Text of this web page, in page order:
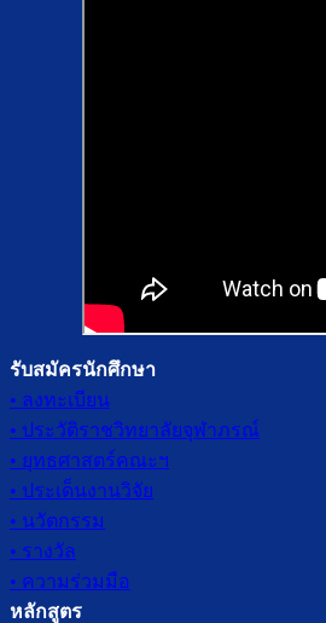
รับสมัครนักศึกษา
• ลงทะเบียน
• ประวัติราชวิทยาลัยจุฬาภรณ์
• ยุทธศาสตร์คณะฯ
• ประเด็นงานวิจัย
• นวัตกรรม
• รางวัล
• ความร่วมมือ
หลักสูตร